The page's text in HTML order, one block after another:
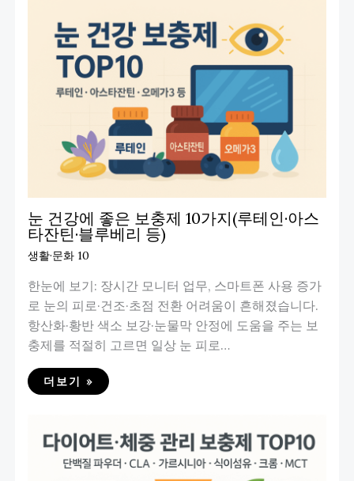
눈 건강에 좋은 보충제 10가지(루테인·아스
타잔틴·블루베리 등)
생활·문화 10
한눈에 보기: 장시간 모니터 업무, 스마트폰 사용 증가
로 눈의 피로·건조·초점 전환 어려움이 흔해졌습니다.
항산화·황반 색소 보강·눈물막 안정에 도움을 주는 보
충제를 적절히 고르면 일상 눈 피로…
더보기 »